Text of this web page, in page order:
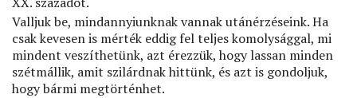
Valljuk be, mindannyiunknak vannak utánérzéseink. Ha
csak kevesen is mérték eddig fel teljes komolysággal, mi
mindent veszíthetünk, azt érezzük, hogy lassan minden
szétmállik, amit szilárdnak hittünk, és azt is gondoljuk,
hogy bármi megtörténhet.